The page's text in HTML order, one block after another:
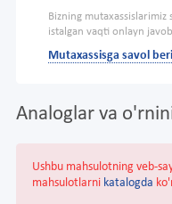
Bizning
istalgan vaqti onlayn
Mutaxassisga savol
Analoglar va
Ushbu mahsulotning veb-
mahsulotlarni katalogda